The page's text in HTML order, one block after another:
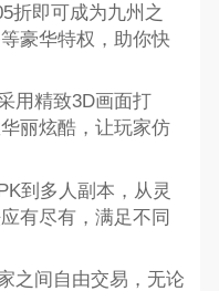
折即可成为九州之
豪华特权，助你快
用精致3D画面打
丽炫酷，让玩家仿
到多人副本，从灵
有尽有，满足不同
之间自由交易，无论